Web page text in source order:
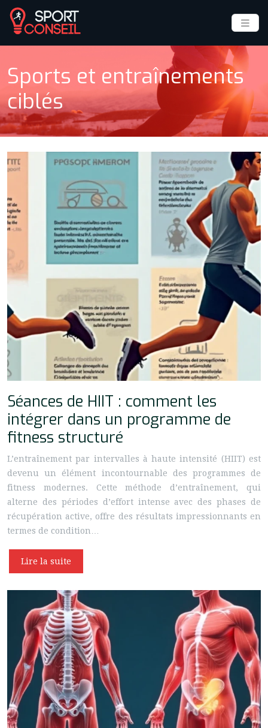
Sports et entraînements
ciblés
Séances de HIIT : comment les
intégrer dans un programme de
fitness structuré
L’entraînement par intervalles à haute intensité (HIIT) est
devenu un élément incontournable des programmes de
fitness modernes. Cette méthode d’entraînement, qui
alterne des périodes d’effort intense avec des phases de
récupération active, offre des résultats impressionnants en
termes de condition…
Lire la suite